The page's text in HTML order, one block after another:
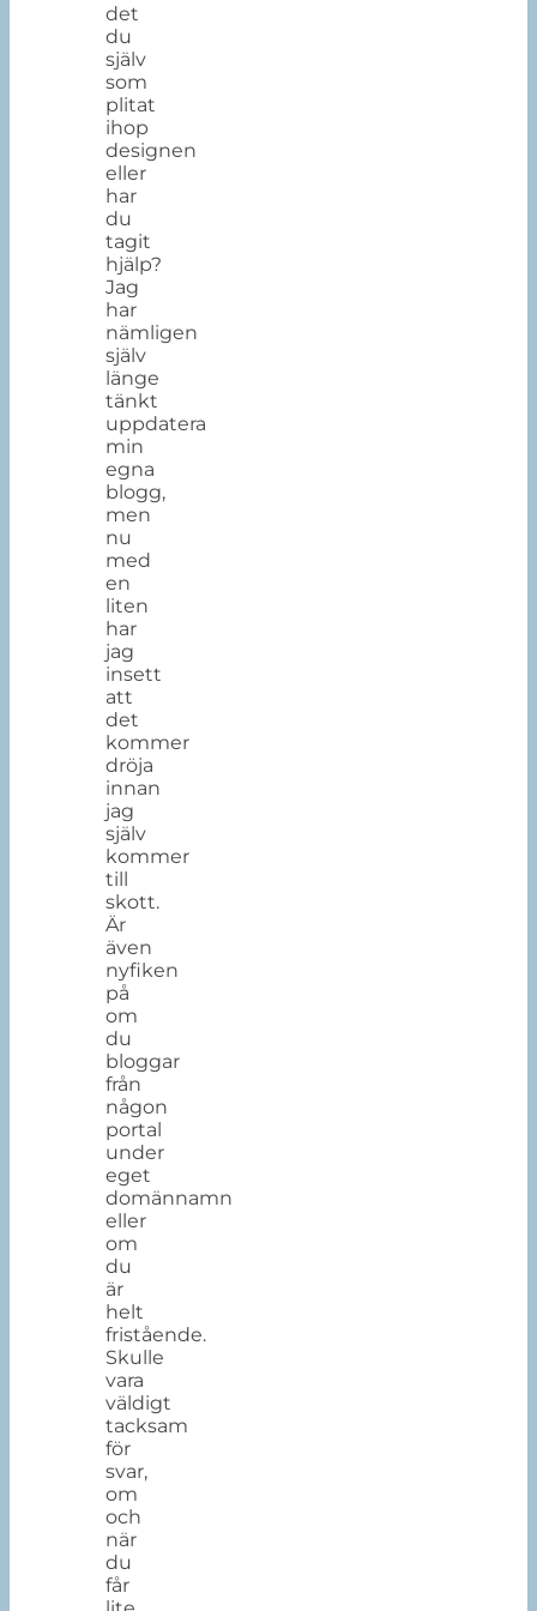
det
du
själv
som
plitat
ihop
designen
eller
har
du
tagit
hjälp?
Jag
har
nämligen
själv
länge
tänkt
uppdatera
min
egna
blogg,
men
nu
med
en
liten
har
jag
insett
att
det
kommer
dröja
innan
jag
själv
kommer
till
skott.
Är
även
nyfiken
på
om
du
bloggar
från
någon
portal
under
eget
domännamn
eller
om
du
är
helt
fristående.
Skulle
vara
väldigt
tacksam
för
svar,
om
och
när
du
får